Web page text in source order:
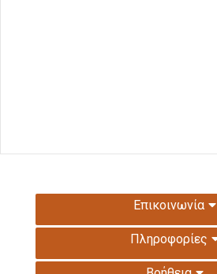
Επικοινωνία
Πληροφορίες